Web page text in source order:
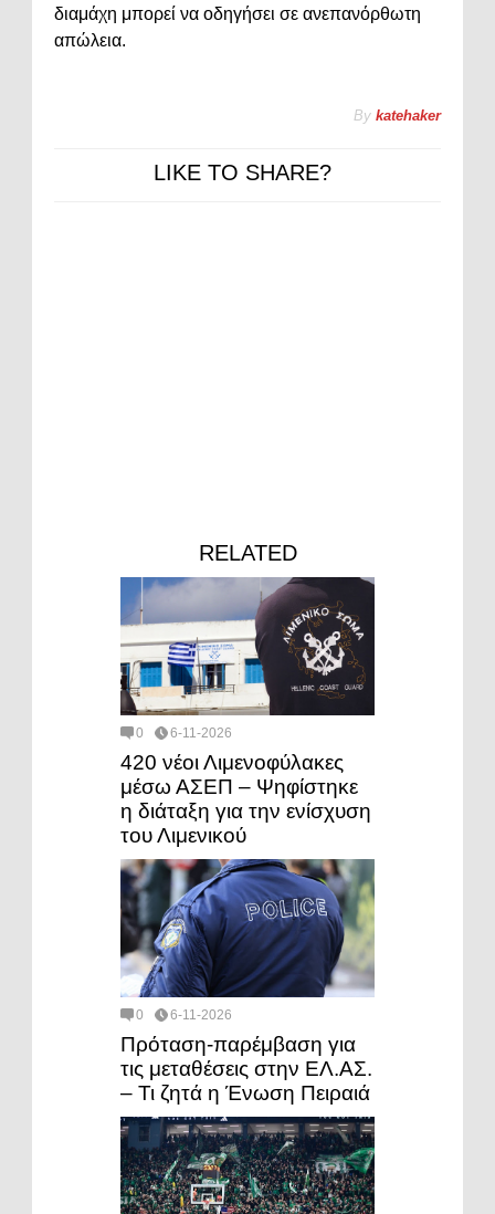
διαμάχη μπορεί να οδηγήσει σε ανεπανόρθωτη
απώλεια.
By katehaker
LIKE TO SHARE?
RELATED
0 6-11-2026
420 νέοι Λιμενοφύλακες
μέσω ΑΣΕΠ – Ψηφίστηκε
η διάταξη για την ενίσχυση
του Λιμενικού
0 6-11-2026
Πρόταση-παρέμβαση για
τις μεταθέσεις στην ΕΛ.ΑΣ.
– Τι ζητά η Ένωση Πειραιά